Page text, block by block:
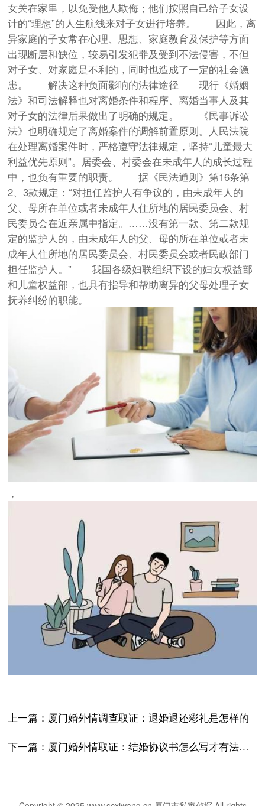
女关在家里，以免受他人欺侮；他们按照自己给子女设
计的“理想”的人生航线来对子女进行培养。 因此，离
异家庭的子女常在心理、思想、家庭教育及保护等方面
出现断层和缺位，较易引发犯罪及受到不法侵害，不但
对子女、对家庭是不利的，同时也造成了一定的社会隐
患。 解决这种负面影响的法律途径 现行《婚姻
法》和司法解释也对离婚条件和程序、离婚当事人及其
对子女的法律后果做出了明确的规定。 《民事诉讼
法》也明确规定了离婚案件的调解前置原则。人民法院
在处理离婚案件时，严格遵守法律规定，坚持“儿童最大
利益优先原则”。居委会、村委会在未成年人的成长过程
中，也负有重要的职责。 据《民法通则》第16条第
2、3款规定：“对担任监护人有争议的，由未成年人的
父、母所在单位或者未成年人住所地的居民委员会、村
民委员会在近亲属中指定。……没有第一款、第二款规
定的监护人的，由未成年人的父、母的所在单位或者未
成年人住所地的居民委员会、村民委员会或者民政部门
担任监护人。” 我国各级妇联组织下设的妇女权益部
和儿童权益部，也具有指导和帮助离异的父母处理子女
抚养纠纷的职能。
，
上一篇： 厦门婚外情调查取证：退婚退还彩礼是怎样的
下一篇： 厦门婚外情取证：结婚协议书怎么写才有法律效力范本